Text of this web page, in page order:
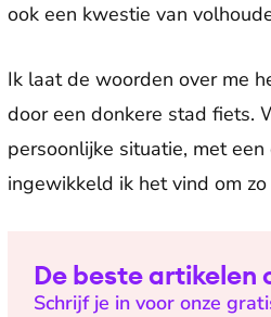
ook een kwestie van
Ik laat de woorden over me
door een donkere stad fiets.
persoonlijke situatie, met
ingewikkeld ik het vind om
De beste artikelen
Schrijf je in voor onze